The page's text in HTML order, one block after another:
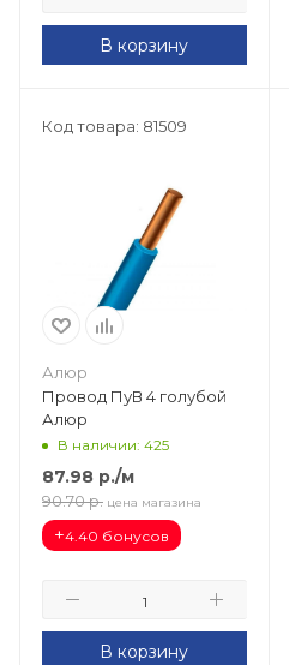
В корзину
Код товара: 81509
Алюр
Провод ПуВ 4 голубой
Алюр
В наличии: 425
87.98 р./м
90.70 р. цена магазина
+4.40 бонусов
В корзину